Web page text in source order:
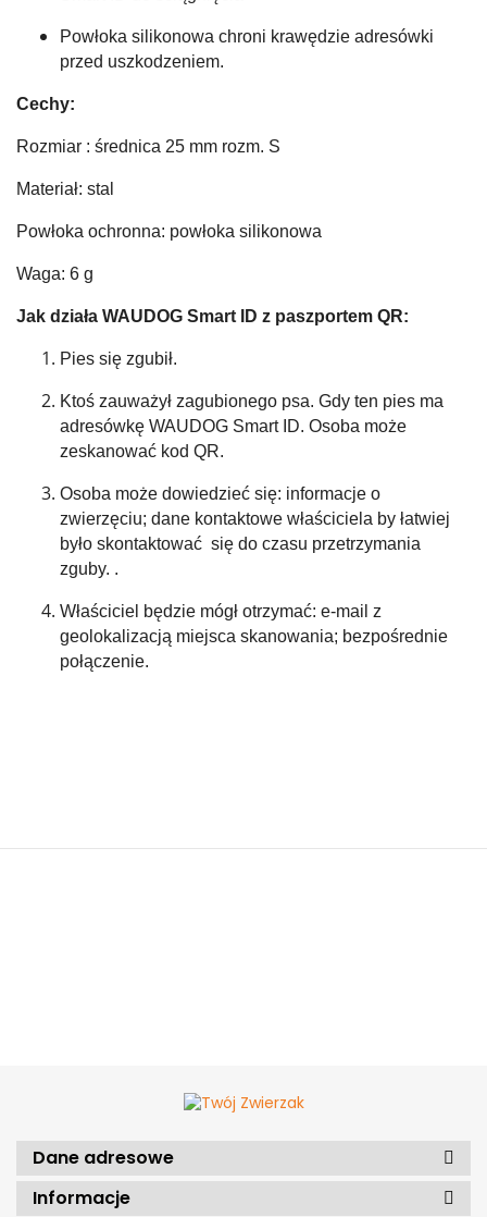
Powłoka silikonowa chroni krawędzie adresówki
przed uszkodzeniem.
Cechy:
Rozmiar : średnica 25 mm rozm. S
Materiał: stal
Powłoka ochronna: powłoka silikonowa
Waga: 6 g
Jak działa WAUDOG Smart ID z paszportem QR:
Pies się zgubił.
Ktoś zauważył zagubionego psa. Gdy ten pies ma
adresówkę WAUDOG Smart ID. Osoba może
zeskanować kod QR.
Osoba może dowiedzieć się: informacje o
zwierzęciu; dane kontaktowe właściciela by łatwiej
było skontaktować się do czasu przetrzymania
zguby. .
Właściciel będzie mógł otrzymać: e-mail z
geolokalizacją miejsca skanowania; bezpośrednie
połączenie.
Dane adresowe
Informacje